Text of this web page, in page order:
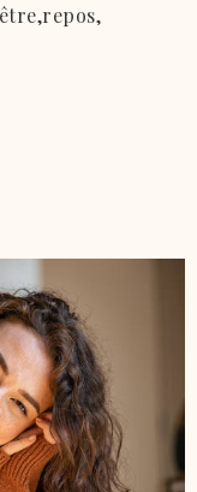
repos,